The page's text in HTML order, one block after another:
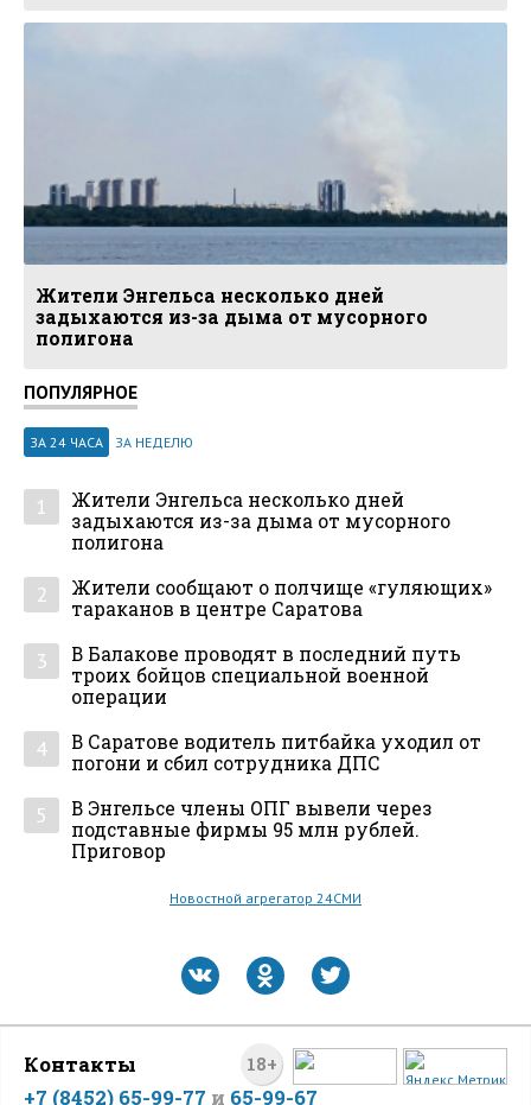
Жители Энгельса несколько дней
задыхаются из-за дыма от мусорного
полигона
ПОПУЛЯРНОЕ
ЗА 24 ЧАСА ЗА НЕДЕЛЮ
1
Жители Энгельса несколько дней
задыхаются из-за дыма от мусорного
полигона
2
Жители сообщают о полчище «гуляющих»
тараканов в центре Саратова
3
В Балакове проводят в последний путь
троих бойцов специальной военной
операции
4
В Саратове водитель питбайка уходил от
погони и сбил сотрудника ДПС
5
В Энгельсе члены ОПГ вывели через
подставные фирмы 95 млн рублей.
Приговор
Новостной агрегатор 24СМИ
18+
Контакты
+7 (8452) 65-99-77 и 65-99-67